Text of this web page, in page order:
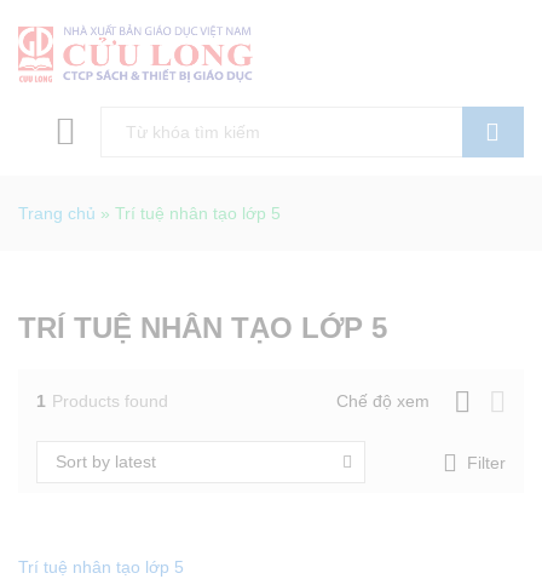
Trang chủ » Trí tuệ nhân tạo lớp 5
TRÍ TUỆ NHÂN TẠO LỚP 5
1 Products found Chế độ xem
Filter
Sort by latest
Trí tuệ nhân tạo lớp 5